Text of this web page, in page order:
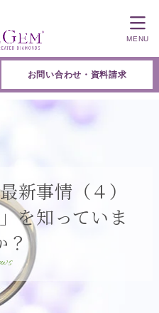
お問い合わせ・資料請求
MENU
新事情（４）
を知っていま
？